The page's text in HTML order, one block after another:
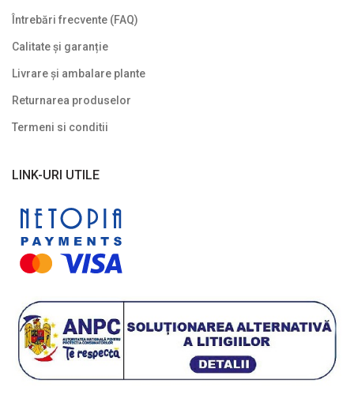
Întrebări frecvente (FAQ)
Calitate și garanție
Livrare și ambalare plante
Returnarea produselor
Termeni si conditii
LINK-URI UTILE